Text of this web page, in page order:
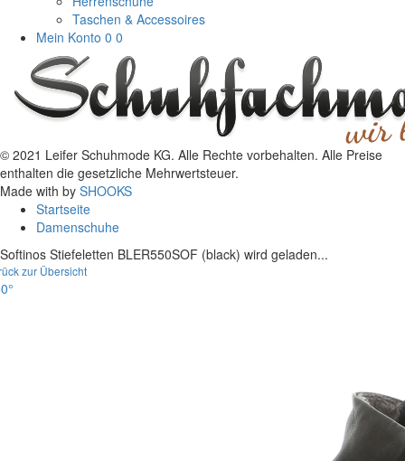
Taschen & Accessoires
Mein Konto 0 0
© 2021 Leifer Schuhmode KG. Alle Rechte vorbehalten. Alle Preise
enthalten die gesetzliche Mehrwertsteuer.
Made with by SHOOKS
Startseite
Damenschuhe
Softinos Stiefeletten BLER550SOF (black) wird geladen...
zur Übersicht